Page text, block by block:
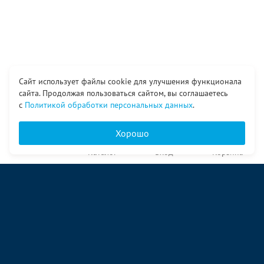
Сайт использует файлы cookie для улучшения функционала
сайта. Продолжая пользоваться сайтом, вы соглашаетесь
с Политикой обработки персональных данных.
Хорошо